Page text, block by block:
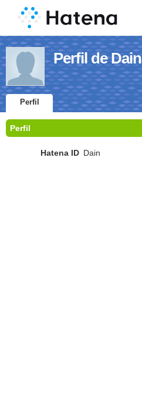
Perfil de Dain
Perfil
Perfil
Hatena ID Dain